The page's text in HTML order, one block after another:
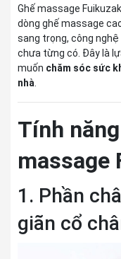
Ghế massage
dòng ghế massage
sang trọng, công
chưa từng có. Đây là
muốn chăm sóc sức
nhà
Tính
massage
1. Phần
giãn cổ